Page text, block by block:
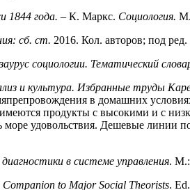
1844 года. – К. Маркс. Социология.
сб. ст. 2016. Кол. авторов; под
социологии. Тематический
и культура. Избранные труды
в домашних
продукты с высокими и с
удовольствия. Дешевые линии
в системе управления. М.:
to Major Social Theorists.